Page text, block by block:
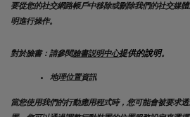
要從您的社交網路帳戶中移除或刪除我們的社交媒
明進行操作。
對於臉書：請參閱臉書説明中心提供的說明。
地理位置資訊
當您使用我們的行動應用程式時，您可能會被要求